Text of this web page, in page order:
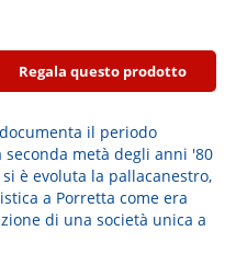
Regala questo prodotto
il periodo
metà degli anni '80
è evoluta la pallacanestro,
a Porretta come era
di una società unica a